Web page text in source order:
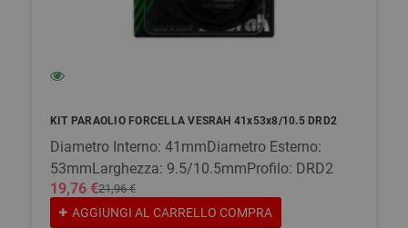
KIT PARAOLIO FORCELLA VESRAH 41x53x8/10.5 DRD2
Diametro Interno: 41mmDiametro Esterno:
53mmLarghezza: 9.5/10.5mmProfilo: DRD2
19,76 €21,96 €
AGGIUNGI AL CARRELLO COMPRA